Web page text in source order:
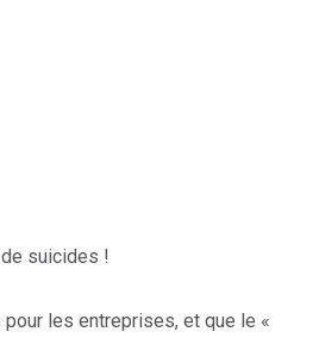
suicides !
les entreprises, et que le «